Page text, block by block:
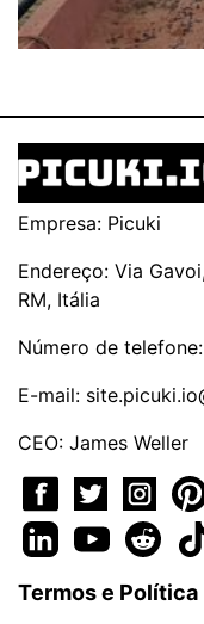
Empresa: Picuki
Endereço: Via
RM, Itália
Número de
E-mail:
CEO: James Weller
Termos e Política